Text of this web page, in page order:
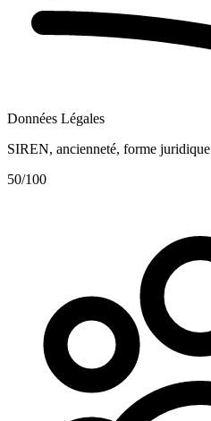
Données Légales
SIREN, ancienneté, forme juridique
50/100